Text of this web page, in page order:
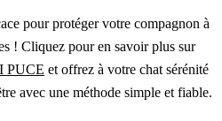
pour protéger votre compagnon à
! Cliquez pour en savoir plus sur
PUCE et offrez à votre chat sérénité
avec une méthode simple et fiable.